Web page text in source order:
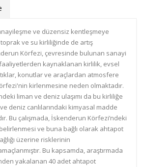
ve düzensiz kentleşmeye
ve su kirliliğinde de artış
Körfezi, çevresinde bulunan sanayi
faaliyetlerden kaynaklanan kirlilik, evsel
konutlar ve araçlardan atmosfere
kirlenmesine neden olmaktadır.
liman ve deniz ulaşımı da bu kirliliğe
deniz canlılarındaki kimyasal madde
Bu çalışmada, İskenderun Körfezi’ndeki
ve buna bağlı olarak ahtapot
üzerine risklerinin
Bu kapsamda, araştırmada
yakalanan 40 adet ahtapot